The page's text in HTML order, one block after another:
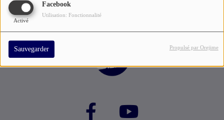
Facebook
Activé
Utilisation: Fonctionnalité
Sauvegarder Propulsé par Orejime